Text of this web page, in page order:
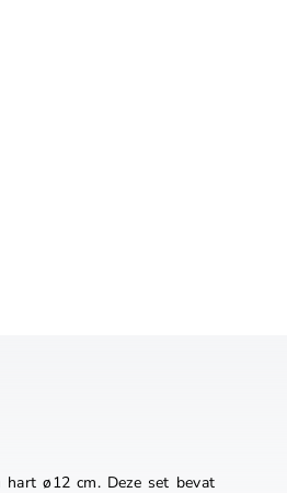
hart ø12 cm. Deze set bevat